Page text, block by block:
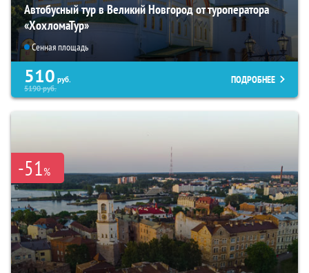
Автобусный тур в Великий Новгород от туроператора
«ХохломаТур»
Сенная площадь
510 руб.
5190руб.
ПОДРОБНЕЕ
-51%